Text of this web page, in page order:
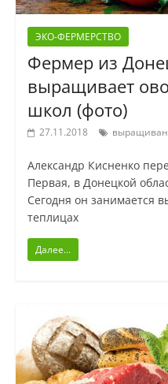
ЭКО-ФЕРМЕРСТВО
Фермер из
выращивает
школ (фото)
27.11.2018
Александр Кисненко
Первая, в Донецкой
Сегодня он занимается
теплицах
Далее...